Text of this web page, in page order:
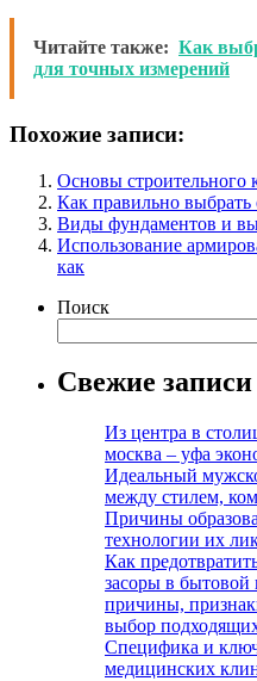
Читайте также: Как
для точных измерений
Похожие записи:
Основы строительного
Как правильно выбрать
Виды фундаментов и
Использование
как
Поиск
Свежие записи
Из центра в
москва – уфа
Идеальный
между стилем,
Причины
технологии их
Как
засоры в
причины,
выбор
Специфика и
медицинских